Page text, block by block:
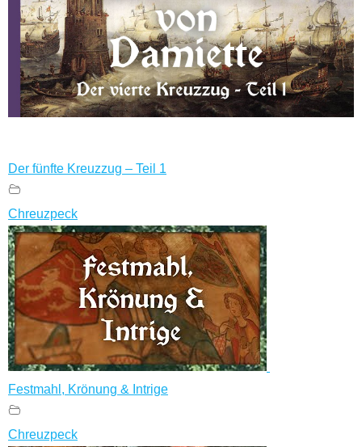
Der fünfte Kreuzzug – Teil 1
Chreuzpeck
Festmahl, Krönung & Intrige
Chreuzpeck